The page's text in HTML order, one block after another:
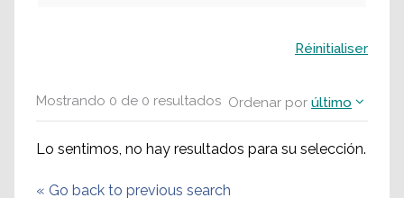
Mostrando 0 de 0 resultados Ordenar por último
Lo sentimos, no hay resultados para su selección.
« Go back to previous search
Réinitialiser